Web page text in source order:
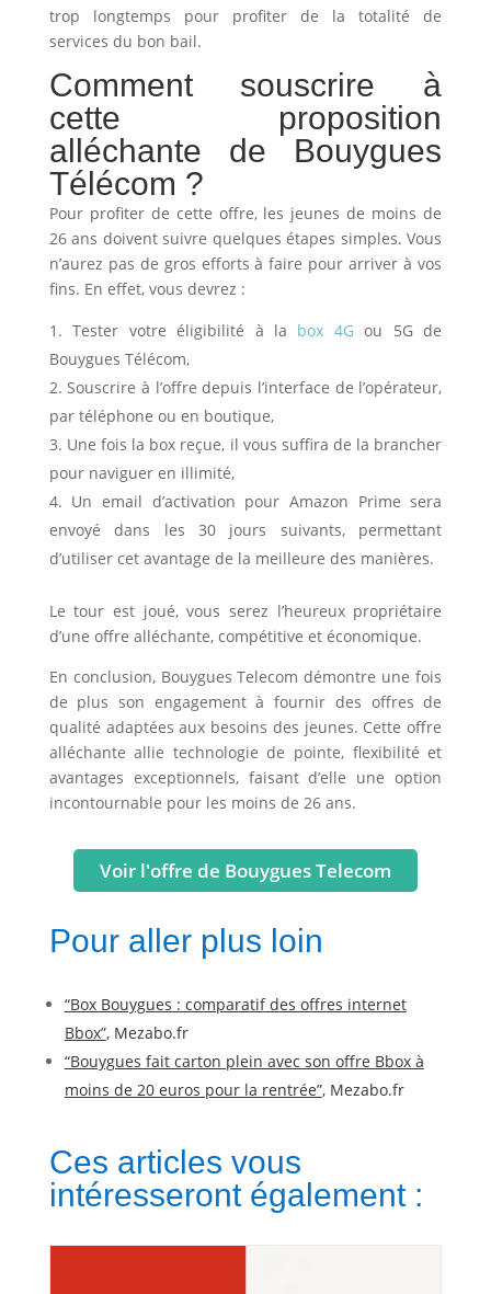
trop longtemps pour profiter de la totalité de
services du bon bail.
Comment souscrire à
cette proposition
alléchante de Bouygues
Télécom ?
Pour profiter de cette offre, les jeunes de moins de
26 ans doivent suivre quelques étapes simples. Vous
n’aurez pas de gros efforts à faire pour arriver à vos
fins. En effet, vous devrez :
Tester votre éligibilité à la box 4Gou 5G de
Bouygues Télécom,
Souscrire à l’offre depuis l’interface de l’opérateur,
par téléphone ou en boutique,
Une fois la box reçue, il vous suffira de la brancher
pour naviguer en illimité,
Un email d’activation pour Amazon Prime sera
envoyé dans les 30 jours suivants, permettant
d’utiliser cet avantage de la meilleure des manières.
Le tour est joué, vous serez l’heureux propriétaire
d’une offre alléchante, compétitive et économique.
En conclusion, Bouygues Telecom démontre une fois
de plus son engagement à fournir des offres de
qualité adaptées aux besoins des jeunes. Cette offre
alléchante allie technologie de pointe, flexibilité et
avantages exceptionnels, faisant d’elle une option
incontournable pour les moins de 26 ans.
Voir l'offre de Bouygues Telecom
Pour aller plus loin
“Box Bouygues : comparatif des offres internet
Bbox”, Mezabo.fr
“Bouygues fait carton plein avec son offre Bbox à
moins de 20 euros pour la rentrée”, Mezabo.fr
Ces articles vous
intéresseront également :